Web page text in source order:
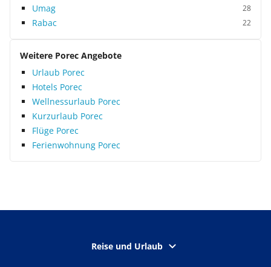
Umag 28
Rabac 22
Weitere Porec Angebote
Urlaub Porec
Hotels Porec
Wellnessurlaub Porec
Kurzurlaub Porec
Flüge Porec
Ferienwohnung Porec
Reise und Urlaub